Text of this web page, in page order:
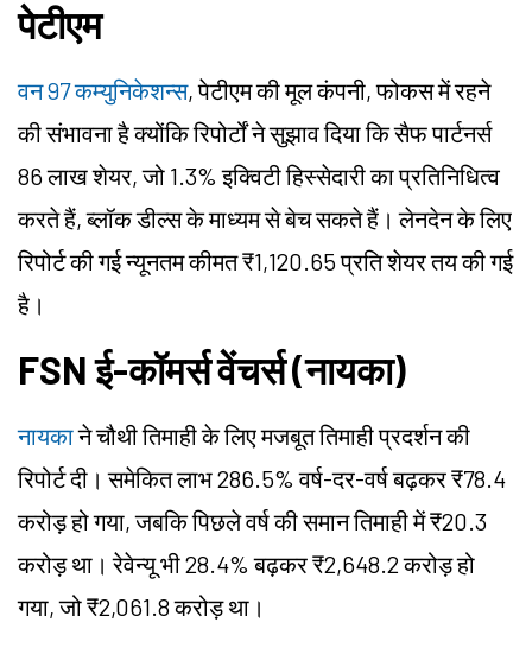
पेटीएम
वन 97 कम्युनिकेशन्स, पेटीएम की मूल कंपनी, फोकस में रहने
की संभावना है क्योंकि रिपोर्टों ने सुझाव दिया कि सैफ पार्टनर्स
86 लाख शेयर, जो 1.3% इक्विटी हिस्सेदारी का प्रतिनिधित्व
करते हैं, ब्लॉक डील्स के माध्यम से बेच सकते हैं। लेनदेन के लिए
रिपोर्ट की गई न्यूनतम कीमत ₹1,120.65 प्रति शेयर तय की गई
है।
FSN ई-कॉमर्स वेंचर्स (नायका)
नायकाने चौथी तिमाही के लिए मजबूत तिमाही प्रदर्शन की
रिपोर्ट दी। समेकित लाभ 286.5% वर्ष-दर-वर्ष बढ़कर ₹78.4
करोड़ हो गया, जबकि पिछले वर्ष की समान तिमाही में ₹20.3
करोड़ था। रेवेन्यू भी 28.4% बढ़कर ₹2,648.2 करोड़ हो
गया, जो ₹2,061.8 करोड़ था।